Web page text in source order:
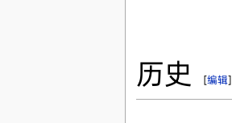
历史 [编辑]